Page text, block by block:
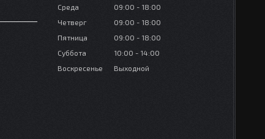
Среда
09:00
18:00
Четверг
09:00
18:00
Пятница
09:00
18:00
Суббота
10:00
14:00
Воскресенье
Выходной